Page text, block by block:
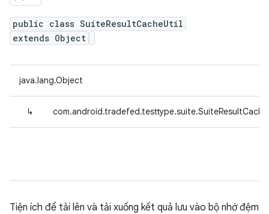
public class SuiteResultCacheUtil
extends Object
java.lang.Object
↳
Tiện ích để tải lên và tải xuống kết quả lưu vào bộ nhớ đệm